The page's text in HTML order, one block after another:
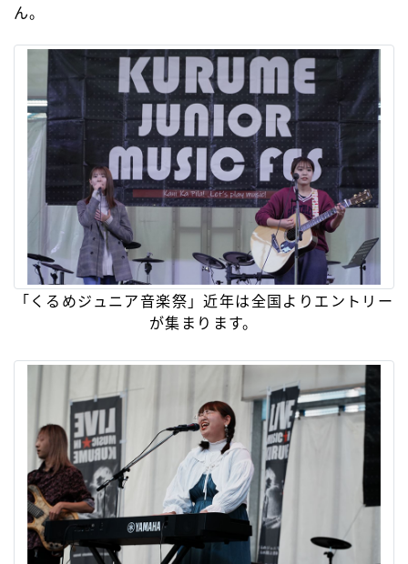
ん。
「くるめジュニア音楽祭」近年は全国よりエントリー
が集まります。